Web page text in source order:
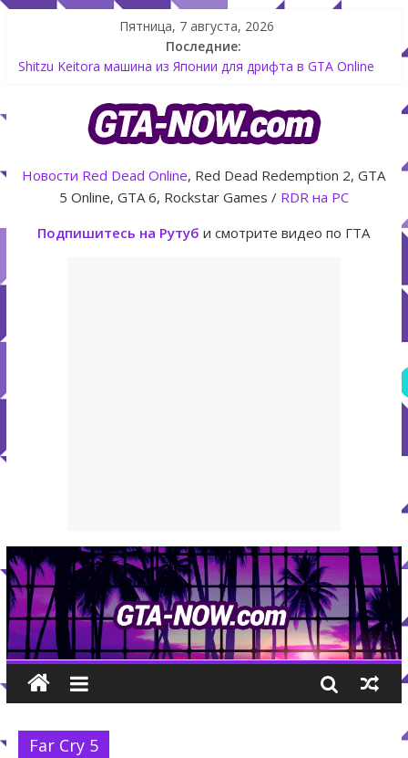
Пятница, 7 августа, 2026
Последние:
Shitzu Keitora машина из Японии для дрифта в GTA Online
GTA Online уже 14 июля
GTA Online: Rockstar запускает программу Fine Art Collector
с наградами
Летнее обновление для GTA 5 Online The Kortz Center Heist
Как создать аккаунт Rockstar Games Social Club инструкция
Новости Red Dead Online, Red Dead Redemption 2, GTA
5 Online, GTA 6, Rockstar Games / RDR на PC
Подпишитесь на Рутуб и смотрите видео по ГТА
Far Cry 5